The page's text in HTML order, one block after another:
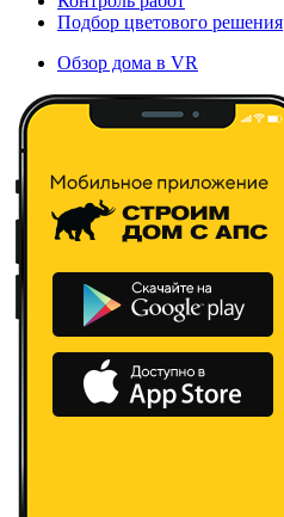
Подбор цветового решения
Обзор дома в VR